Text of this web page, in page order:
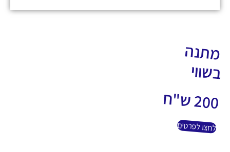
מתנה
בשווי
200ש"ח
לחצו לפרטים